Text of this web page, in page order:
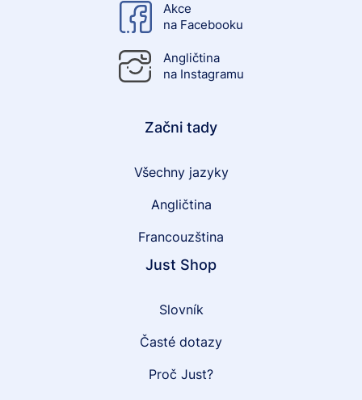
Akce
na Facebooku
Angličtina
na Instagramu
Začni tady
Všechny jazyky
Angličtina
Francouzština
Just Shop
Slovník
Časté dotazy
Proč Just?